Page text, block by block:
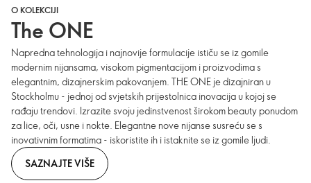
O KOLEKCIJI
The ONE
Napredna tehnologija i najnovije formulacije ističu se iz gomile
modernim nijansama, visokom pigmentacijom i proizvodima s
elegantnim, dizajnerskim pakovanjem. THE ONE je dizajniran u
Stockholmu - jednoj od svjetskih prijestolnica inovacija u kojoj se
rađaju trendovi. Izrazite svoju jedinstvenost širokom beauty ponudom
za lice, oči, usne i nokte. Elegantne nove nijanse susreću se s
inovativnim formatima - iskoristite ih i istaknite se iz gomile ljudi.
SAZNAJTE VIŠE